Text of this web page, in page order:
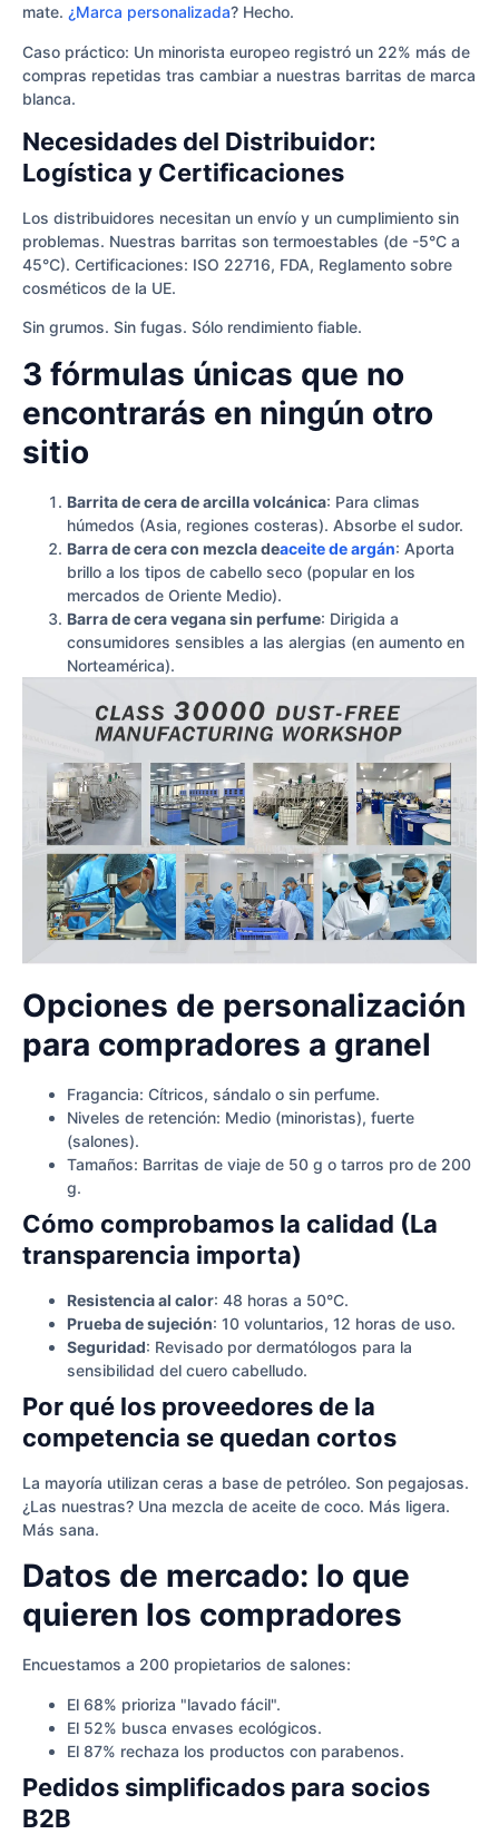
mate. ¿Marca personalizada? Hecho.
Caso práctico: Un minorista europeo registró un 22% más de
compras repetidas tras cambiar a nuestras barritas de marca
blanca.
Necesidades del Distribuidor:
Logística y Certificaciones
Los distribuidores necesitan un envío y un cumplimiento sin
problemas. Nuestras barritas son termoestables (de -5°C a
45°C). Certificaciones: ISO 22716, FDA, Reglamento sobre
cosméticos de la UE.
Sin grumos. Sin fugas. Sólo rendimiento fiable.
3 fórmulas únicas que no
encontrarás en ningún otro
sitio
Barrita de cera de arcilla volcánica: Para climas
húmedos (Asia, regiones costeras). Absorbe el sudor.
Barra de cera con mezcla deaceite de argán: Aporta
brillo a los tipos de cabello seco (popular en los
mercados de Oriente Medio).
Barra de cera vegana sin perfume: Dirigida a
consumidores sensibles a las alergias (en aumento en
Norteamérica).
Opciones de personalización
para compradores a granel
Fragancia: Cítricos, sándalo o sin perfume.
Niveles de retención: Medio (minoristas), fuerte
(salones).
Tamaños: Barritas de viaje de 50 g o tarros pro de 200
g.
Cómo comprobamos la calidad (La
transparencia importa)
Resistencia al calor: 48 horas a 50°C.
Prueba de sujeción: 10 voluntarios, 12 horas de uso.
Seguridad: Revisado por dermatólogos para la
sensibilidad del cuero cabelludo.
Por qué los proveedores de la
competencia se quedan cortos
La mayoría utilizan ceras a base de petróleo. Son pegajosas.
¿Las nuestras? Una mezcla de aceite de coco. Más ligera.
Más sana.
Datos de mercado: lo que
quieren los compradores
Encuestamos a 200 propietarios de salones:
El 68% prioriza "lavado fácil".
El 52% busca envases ecológicos.
El 87% rechaza los productos con parabenos.
Pedidos simplificados para socios
B2B